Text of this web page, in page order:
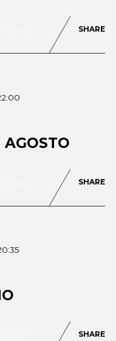
SHARE
AGOSTO
SHARE
SHARE